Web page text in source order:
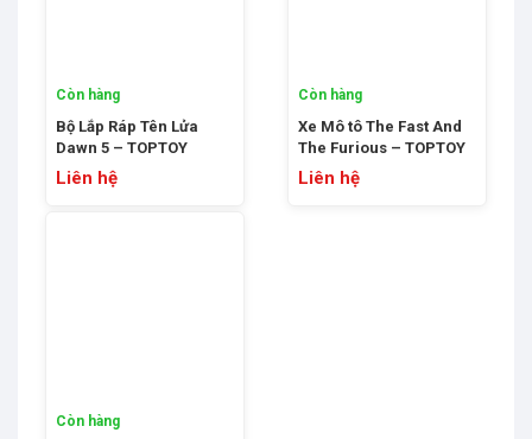
Còn hàng
Bộ Lắp Ráp Tên Lửa
Dawn 5 – TOPTOY
JK8501
Liên hệ
Còn hàng
Xe Mô tô The Fast And
The Furious – TOPTOY
JP23040
Liên hệ
Còn hàng